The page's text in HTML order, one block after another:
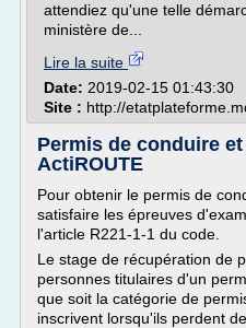
attendiez qu'une telle
ministère de...
Lire la suite
Date: 2019-02-15 01:43:30
Site : http://
Permis de conduire
ActiROUTE
Pour obtenir le permis de
satisfaire les épreuves
l'article R221-1-1 du code.
Le stage de récupération de
personnes titulaires d'un
que soit la catégorie de
inscrivent lorsqu'ils perdent